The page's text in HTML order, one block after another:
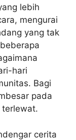
lebih
mengurai
yang tak
hari
Bagi
pada
terlewat.
cerita